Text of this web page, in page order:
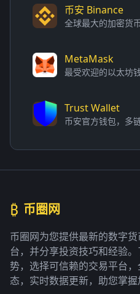
币安 Binance
全球最大的加密货
MetaMask
最受欢迎的以太坊
Trust Wallet
币安官方钱包，多
₿ 币圈网
币圈网为您提供最新的数字
台，并分享投资技巧和经验
势，选择可信赖的交易平台
态，实时数据更新，助您掌握